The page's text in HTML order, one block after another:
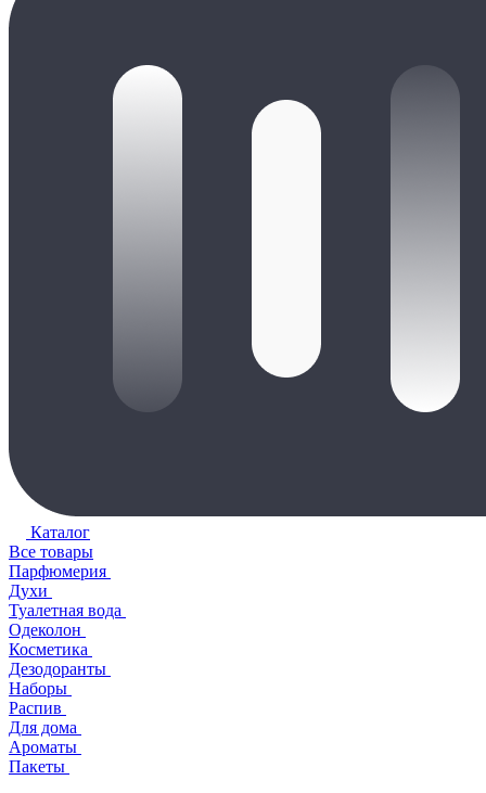
Каталог
Все товары
Парфюмерия
Духи
Туалетная вода
Одеколон
Косметика
Дезодоранты
Наборы
Распив
Для дома
Ароматы
Пакеты